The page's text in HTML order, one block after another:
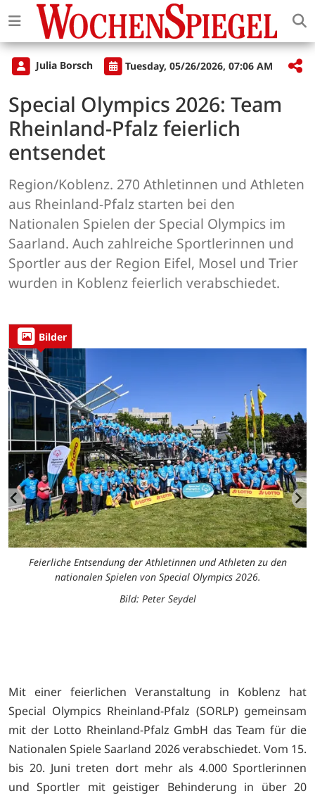
Julia Borsch Tuesday, 05/26/2026, 07:06 AM
Special Olympics 2026: Team
Rheinland-Pfalz feierlich
entsendet
Region/Koblenz. 270 Athletinnen und Athleten
aus Rheinland-Pfalz starten bei den
Nationalen Spielen der Special Olympics im
Saarland. Auch zahlreiche Sportlerinnen und
Sportler aus der Region Eifel, Mosel und Trier
wurden in Koblenz feierlich verabschiedet.
Bilder
Feierliche Entsendung der Athletinnen und Athleten zu den
nationalen Spielen von Special Olympics 2026.
Bild: Peter Seydel
Mit einer feierlichen Veranstaltung in Koblenz hat
Special Olympics Rheinland-Pfalz (SORLP) gemeinsam
mit der Lotto Rheinland-Pfalz GmbH das Team für die
Nationalen Spiele Saarland 2026 verabschiedet. Vom 15.
bis 20. Juni treten dort mehr als 4.000 Sportlerinnen
und Sportler mit geistiger Behinderung in über 20